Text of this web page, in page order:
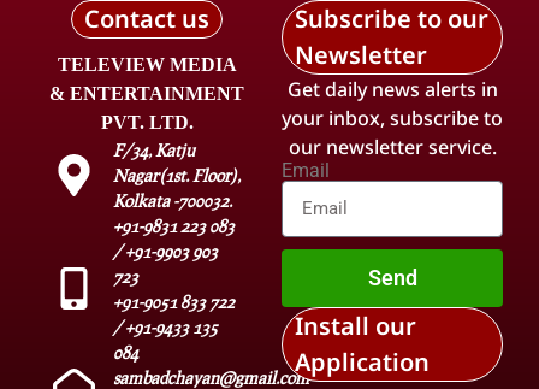
Contact us
TELEVIEW MEDIA
& ENTERTAINMENT
PVT. LTD.
F/34, Katju
Nagar(1st. Floor),
Kolkata -700032.
+91-9831 223 083
/ +91-9903 903
723
+91-9051 833 722
/ +91-9433 135
084
sambadchayan@gmail.com
Subscribe to our
Newsletter
Get daily news alerts in
your inbox, subscribe to
our newsletter service.
Email
Send
Install our
Application